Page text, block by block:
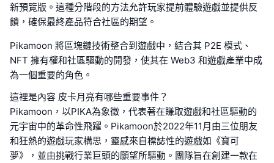
新預覽版。這種分階段的方法允許玩家提前體驗遊戲並提供反
饋，確保最終產品符合社區的期望。
Pikamoon 將區塊鏈技術整合到遊戲中，結合其 P2E 模式、
NFT 擁有權和社區驅動的開發，使其在 Web3 和遊戲產業中成
為一個重要的角色。
這裡是內容 皮卡月亮有哪些重要事件？
Pikamoon，以PIKA為象徵，代表著在賺取遊戲和社區驅動的
元宇宙中的革命性飛躍。Pikamoon於2022年11月由三位朋友
和狂熱的遊戲玩家構思，靈感來自標誌性的遊戲如《寶可
夢》，並由挑戰行業巨頭的願望所驅動。團隊旨在創建一款在